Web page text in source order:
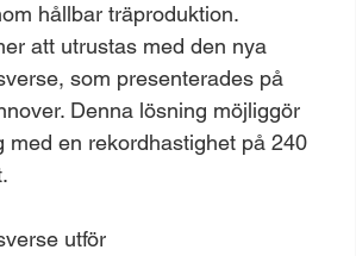
hållbar träproduktion.
att utrustas med den nya
som presenterades på
Denna lösning möjliggör
med en rekordhastighet på 240
utför